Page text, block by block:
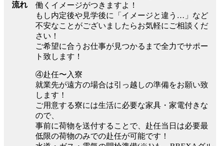
流れ
働くイメージがつきますよ！
もし内定後や見学後に「イメージと違う…」など
不安なことがございましたらお気軽にご相談くだ
さい！
ご希望に合うお仕事が見つかるまで全力でサポー
ト致します！
④赴任〜入寮
就業先が遠方の場合は引っ越しの準備をお願い致
します！
ご用意する寮には生活に必要な家具・家電付きな
ので、
事前に荷物を送付することで、赴任当日は必要最
低限の荷物のみでの赴任が可能です！